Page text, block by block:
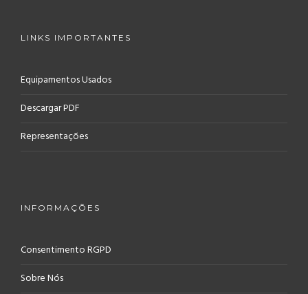
LINKS IMPORTANTES
Equipamentos Usados
Descargar PDF
Representações
INFORMAÇÕES
Consentimento RGPD
Sobre Nós